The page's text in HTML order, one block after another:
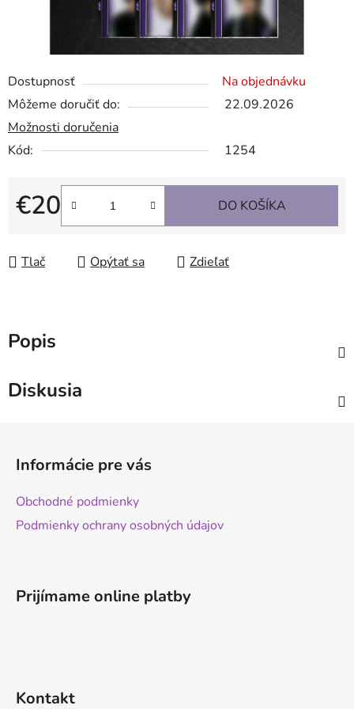
Dostupnosť
Na objednávku
Môžeme doručiť do:
22.09.2026
Možnosti doručenia
Kód:
1254
€20
Jednotková cena:
DO KOŠÍKA
Tlač Opýtať sa Zdieľať
Popis
Diskusia
Informácie pre vás
Obchodné podmienky
Podmienky ochrany osobných údajov
Prijímame online platby
Kontakt